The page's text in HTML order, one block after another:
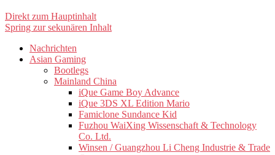
Direkt zum Hauptinhalt
Spring zur sekunären Inhalt
Nachrichten
Asian Gaming
Bootlegs
Mainland China
iQue Game Boy Advance
iQue 3DS XL Edition Mario
Famiclone Sundance Kid
Fuzhou WaiXing Wissenschaft & Technology
Co. Ltd.
Winsen / Guangzhou Li Cheng Industrie & Trade